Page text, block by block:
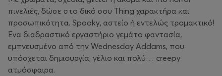
πινελιές, δώσε στο δικό σου Thing χαρακτήρα και
προσωπικότητα. Spooky, αστείο ή εντελώς τρομακτικό!
Ένα διαδραστικό εργαστήριο γεμάτο φαντασία,
εμπνευσμένο από την Wednesday Addams, που
υπόσχεται δημιουργία, γέλιο και πολύ… creepy
ατμόσφαιρα.